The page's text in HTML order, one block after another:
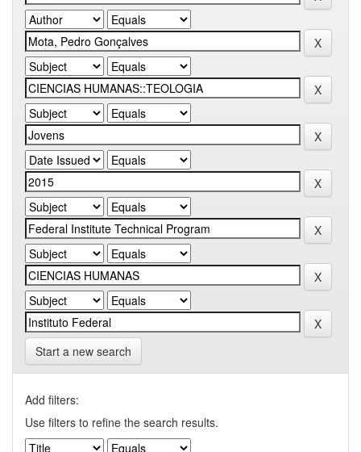
Start a new search
Add filters:
Use filters to refine the search results.